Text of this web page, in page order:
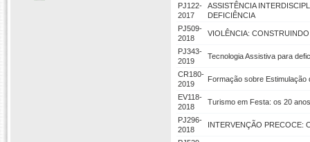
PJ122-
2017
ASSISTÊNCIA
DEFICIÊNCIA
PJ509-
2018
VIOLÊNCIA:
PJ343-
2019
Tecnologia Assistiva para
CR180-
2019
Formação sobre Estimulação
EV118-
2018
Turismo em Festa: os 20
PJ296-
2018
INTERVENÇÃO PRECOCE: